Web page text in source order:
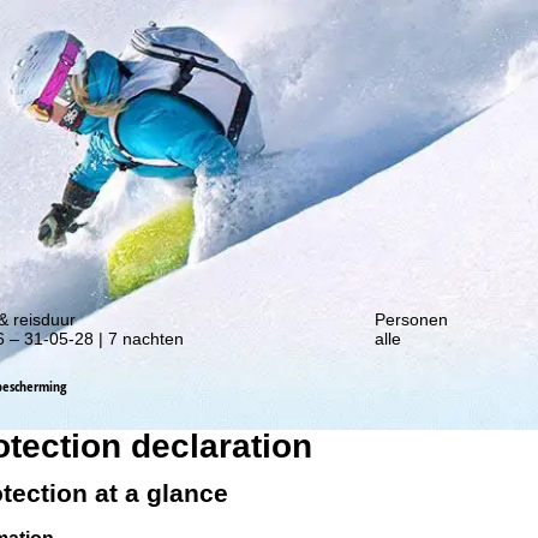
van onze kortingsacties!
reisduur
– 31-05-28 | 7 nachten
Personen
alle
declaration
at a glance